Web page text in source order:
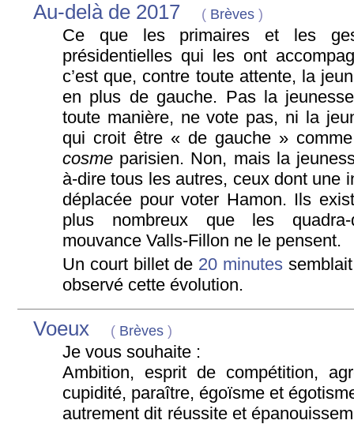
Au-delà de 2017 ( Brèves )
Ce que les primaires et les
présidentielles qui les ont
c’est que, contre toute attente, la
en plus de gauche. Pas la
toute manière, ne vote pas, ni la
qui croit être « de gauche »
cosme parisien. Non, mais la
à-dire tous les autres, ceux dont une
déplacée pour voter Hamon. Ils
plus nombreux que les
mouvance Valls-Fillon ne le pensent.
Un court billet de 20 minutes
observé cette évolution.
Voeux ( Brèves )
Je vous souhaite :
Ambition, esprit de compétition,
cupidité, paraître, égoïsme et
autrement dit réussite et